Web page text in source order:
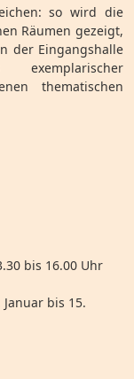
so wird die
Räumen gezeigt,
der Eingangshalle
thematischen
bis 16.00 Uhr
bis 15.